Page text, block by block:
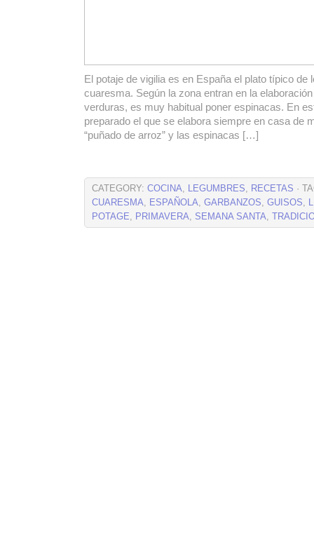
El potaje de vigilia es en España el plato típico de
cuaresma. Según la zona entran en la
verduras, es muy habitual poner espinacas. En
preparado el que se elabora siempre en casa de
“puñado de arroz” y las espinacas […]
CATEGORY: COCINA, LEGUMBRES, RECETAS ·
CUARESMA, ESPAÑOLA, GARBANZOS, GUISOS,
POTAGE, PRIMAVERA, SEMANA SANTA,